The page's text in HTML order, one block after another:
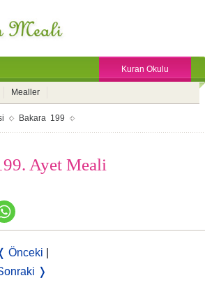
Kuran Okulu
Mealler
Bakara 199
Ayet Meali
Önceki
❭